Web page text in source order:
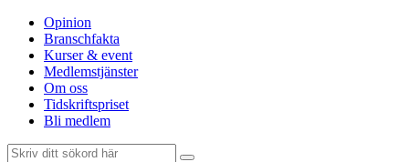
Opinion
Branschfakta
Kurser & event
Medlemstjänster
Om oss
Tidskriftspriset
Bli medlem